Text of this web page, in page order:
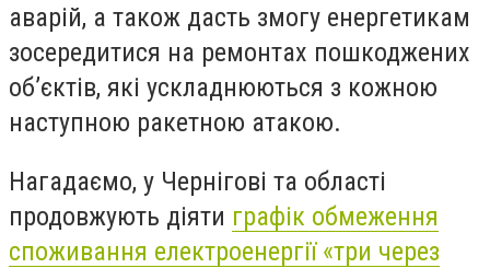
аварій, а також дасть змогу енергетикам
зосередитися на ремонтах пошкоджених
об’єктів, які ускладнюються з кожною
наступною ракетною атакою.
Нагадаємо, у Чернігові та області
продовжують діяти графік обмеження
споживання електроенергії «три через